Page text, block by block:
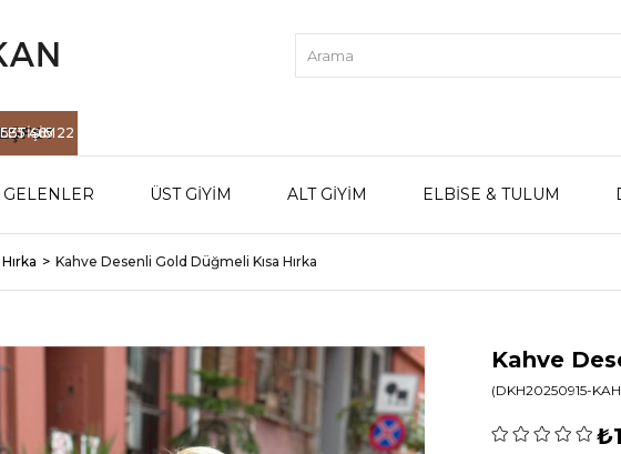
465 22
ÜST GİYİM ALT GİYİM ELBİSE & TULUM
Hırka Kahve Desenli Gold Düğmeli Kısa Hırka
Kahve
(DKH20250915-